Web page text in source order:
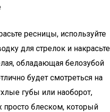
ресницы, используйте
для стрелок и накрасьте
обладающая белозубой
будет смотреться на
губы или наоборот,
просто блеском, который